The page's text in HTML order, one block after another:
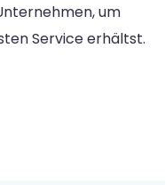
um
Service erhältst.